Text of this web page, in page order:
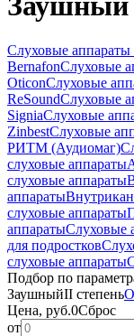
Слуховые аппараты
BernafonСлуховые
OticonСлуховые
ReSoundСлуховые
SigniaСлуховые
ZinbestСлуховые
РИТМ (Аудиомаг)
слуховые аппараты
слуховые аппараты
аппараты
слуховые аппараты
аппаратыСлуховые
для подростков
слуховые аппараты
Подбор по
ЗаушныйII степень
Цена, руб.0Сброс
от